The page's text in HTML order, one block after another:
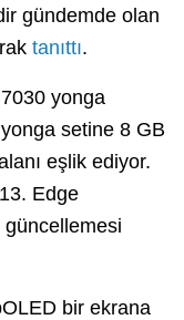
gündemde olan
tanıttı.
yonga
setine 8 GB
eşlik ediyor.
Edge
güncellemesi
bir ekrana